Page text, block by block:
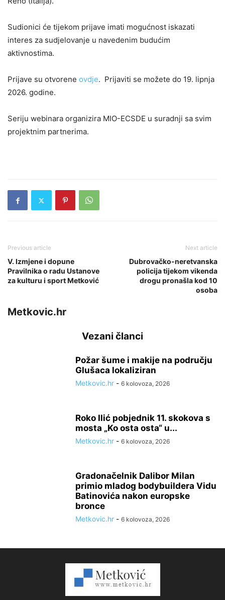
Sudionici će tijekom prijave imati mogućnost iskazati
interes za sudjelovanje u navedenim budućim
aktivnostima.
Prijave su otvorene ovdje. Prijaviti se možete do 19. lipnja
2026. godine.
Seriju webinara organizira MIO-ECSDE u suradnji sa svim
projektnim partnerima.
Previous article
V. Izmjene i dopune
Pravilnika o radu Ustanove
za kulturu i sport Metković
Next article
Dubrovačko-neretvanska
policija tijekom vikenda
drogu pronašla kod 10
osoba
Metkovic.hr
Vezani članci
Požar šume i makije na području
Glušaca lokaliziran
Metkovic.hr - 6 kolovoza, 2026
Roko Ilić pobjednik 11. skokova s
mosta „Ko osta osta“ u...
Metkovic.hr - 6 kolovoza, 2026
Gradonačelnik Dalibor Milan
primio mladog bodybuildera Vidu
Batinovića nakon europske
bronce
Metkovic.hr - 6 kolovoza, 2026